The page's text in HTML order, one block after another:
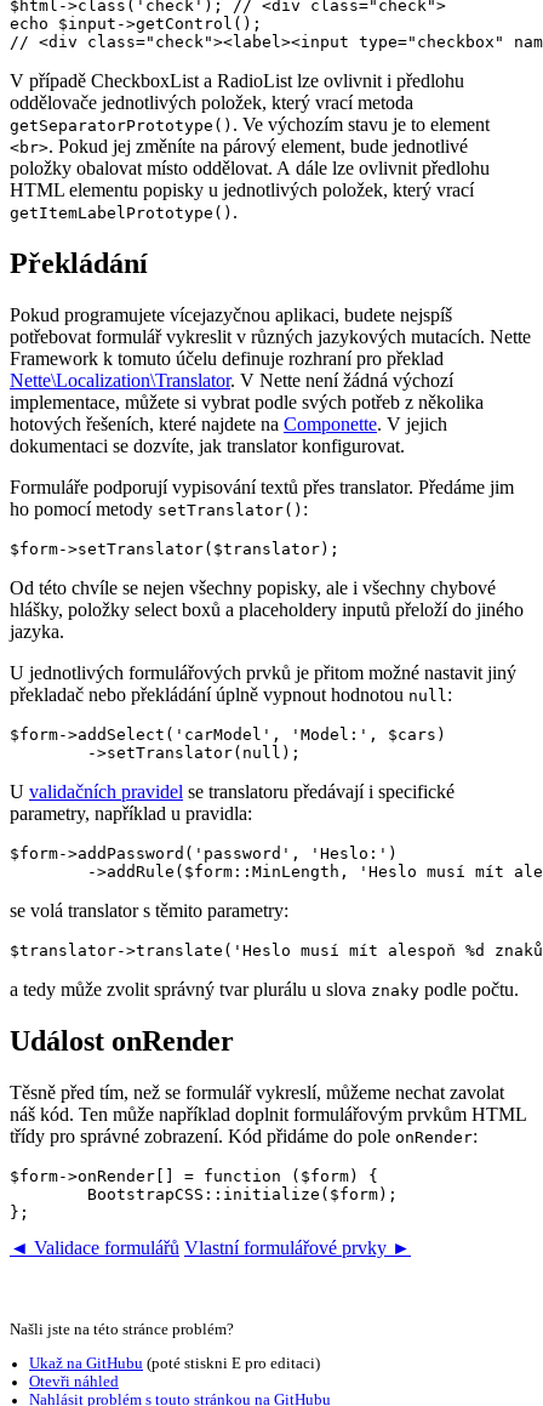
$html->class('check'); // <div class="check">
echo $input->getControl();
V případě CheckboxList a RadioList lze ovlivnit i předlohu
oddělovače jednotlivých položek, který vrací metoda
getSeparatorPrototype() . Ve výchozím stavu je to element
<br>. Pokud jej změníte na párový element, bude jednotlivé
položky obalovat místo oddělovat. A dále lze ovlivnit předlohu
HTML elementu popisky u jednotlivých položek, který vrací
getItemLabelPrototype() .
Překládání
Pokud programujete vícejazyčnou aplikaci, budete nejspíš
potřebovat formulář vykreslit v různých jazykových mutacích. Nette
Framework k tomuto účelu definuje rozhraní pro překlad
Nette\Localization\Translator. V Nette není žádná výchozí
implementace, můžete si vybrat podle svých potřeb z několika
hotových řešeních, které najdete na Componette. V jejich
dokumentaci se dozvíte, jak translator konfigurovat.
Formuláře podporují vypisování textů přes translator. Předáme jim
ho pomocí metody setTranslator() :
Od této chvíle se nejen všechny popisky, ale i všechny chybové
hlášky, položky select boxů a placeholdery inputů přeloží do jiného
jazyka.
U jednotlivých formulářových prvků je přitom možné nastavit jiný
překladač nebo překládání úplně vypnout hodnotou null:
$form->addSelect('carModel', 'Model:', $cars)
U validačních pravidel se translatoru předávají i specifické
parametry, například u pravidla:
$form->addPassword('password', 'Heslo:')
se volá translator s těmito parametry:
a tedy může zvolit správný tvar plurálu u slova znaky podle počtu.
Událost onRender
Těsně před tím, než se formulář vykreslí, můžeme nechat zavolat
náš kód. Ten může například doplnit formulářovým prvkům HTML
třídy pro správné zobrazení. Kód přidáme do pole onRender:
$form->onRender[] = function ($form) {
◄ Validace formulářů Vlastní formulářové prvky ►